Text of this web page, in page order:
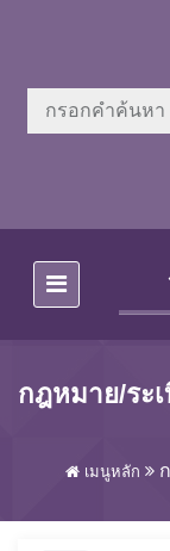
กฎหมาย/ระ
เมนูหลัก